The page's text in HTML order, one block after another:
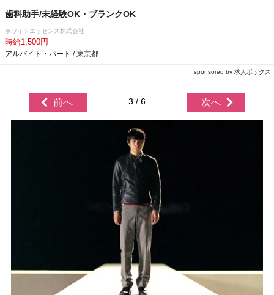
歯科助手/未経験OK・ブランクOK
ホワイトエッセンス株式会社
時給1,500円
アルバイト・パート / 東京都
sponsored by 求人ボックス
前へ 3 / 6 次へ